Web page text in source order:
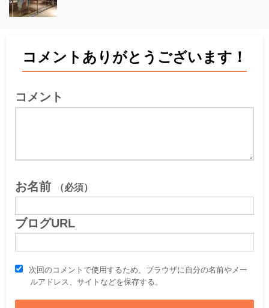
コメントありがとうございます！
コメント
お名前 （必須）
ブログURL
次回のコメントで使用するため、ブラウザに自分の名前やメー
ルアドレス、サイトなどを保存する。